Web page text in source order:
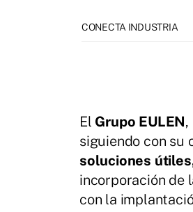
CONECTA INDUSTRIA
El Grupo EULEN,
siguiendo con su
soluciones
incorporación de
con la